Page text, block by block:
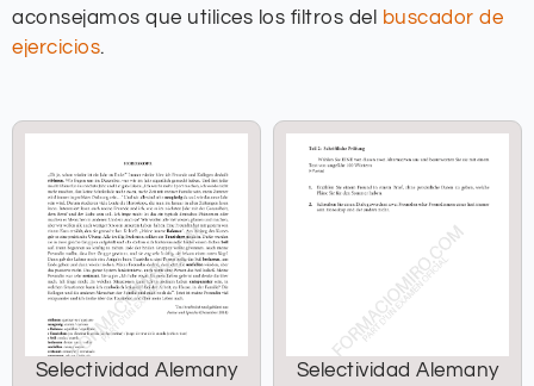
aconsejamos que utilices los filtros del
buscador de
ejercicios.
Selectividad Alemany
Selectividad Alemany